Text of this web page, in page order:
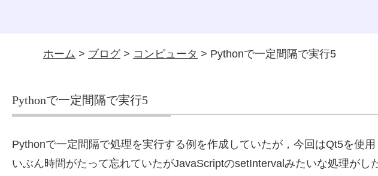
ホーム > ブログ> コンピュータ > Pythonで一定間隔で実行5
Pythonで一定間隔で実行5
Pythonで一定間隔で処理を実行する例を作成していたが，今回はQt5を使
いぶん時間がたって忘れていたがJavaScriptのsetIntervalみたいな処理が